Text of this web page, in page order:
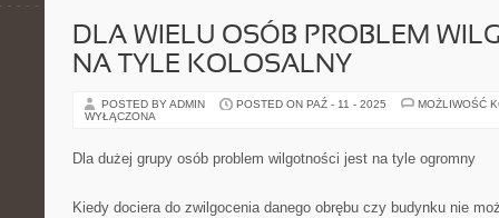
DLA WIELU OSÓB PROBLEM
NA TYLE KOLOSALNY
POSTED BY ADMIN POSTED ON PAŹ - 11 - 2025
MOŻLIWOŚĆ
WYŁĄCZONA
Dla dużej grupy osób problem wilgotności jest na tyle ogromny
Kiedy dociera do zwilgocenia danego obrębu czy budynku nie